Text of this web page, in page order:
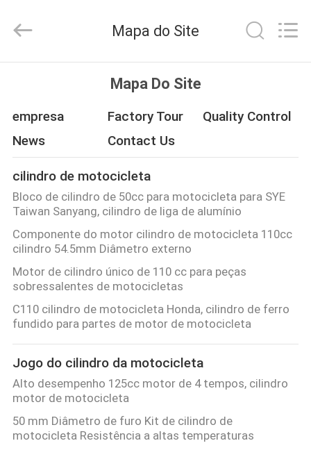
PRODUTOS
SOBRE
NÓS
EXCURSÃO
DA
FÁBRICA
CONTROLE
DA
QUALIDADE
CONTACTE-
NOS
Block.,Ltd.
Developed
Mapa do Site
Mapa Do Site
empresa Factory Tour
Quality Control
News
Contact Us
cilindro de motocicleta
Bloco de cilindro de 50cc para motocicleta para SYE
Taiwan Sanyang, cilindro de liga de alumínio
Componente do motor cilindro de motocicleta 110cc
cilindro 54.5mm Diâmetro externo
Motor de cilindro único de 110 cc para peças
sobressalentes de motocicletas
C110 cilindro de motocicleta Honda, cilindro de ferro
fundido para partes de motor de motocicleta
Jogo do cilindro da motocicleta
Alto desempenho 125cc motor de 4 tempos, cilindro
motor de motocicleta
50 mm Diâmetro de furo Kit de cilindro de
motocicleta Resistência a altas temperaturas